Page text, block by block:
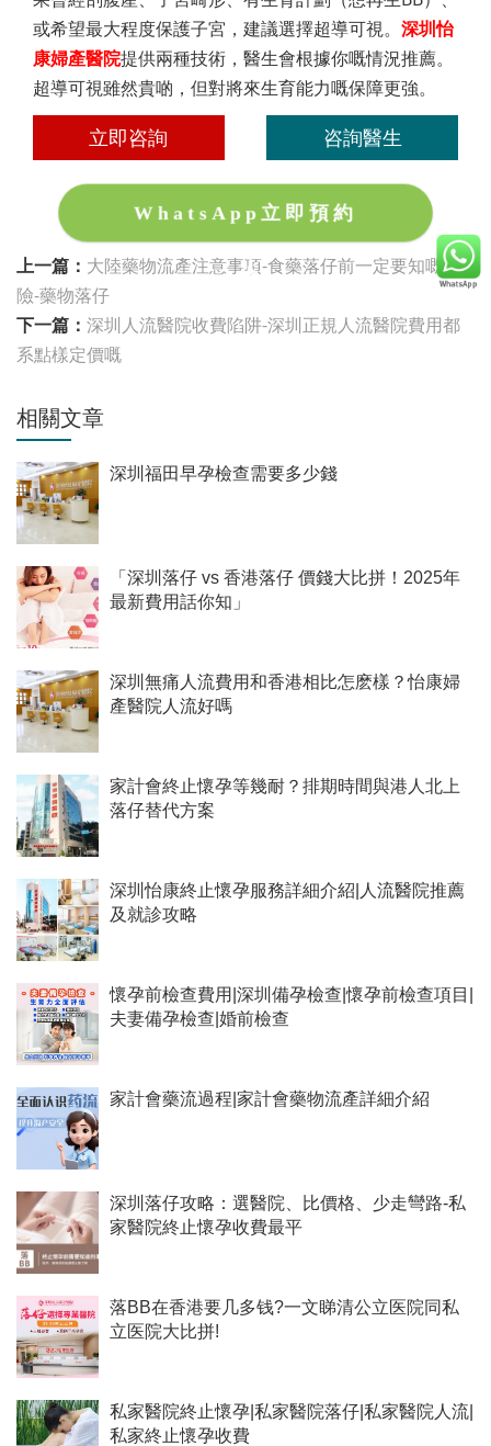
或希望最大程度保護子宮，建議選擇超導可視。 深圳怡
康婦產醫院提供兩種技術，醫生會根據你嘅情況推薦。
超導可視雖然貴啲，但對將來生育能力嘅保障更強。
立即咨詢 咨詢醫生
WhatsApp立即預約
上一篇： 大陸藥物流產注意事項-食藥落仔前一定要知嘅風
險-藥物落仔
下一篇： 深圳人流醫院收費陷阱-深圳正規人流醫院費用都
系點樣定價嘅
相關文章
深圳福田早孕檢查需要多少錢
「深圳落仔 vs 香港落仔 價錢大比拼！2025年
最新費用話你知」
深圳無痛人流費用和香港相比怎麽樣？怡康婦
產醫院人流好嗎
家計會終止懷孕等幾耐？排期時間與港人北上
落仔替代方案
深圳怡康終止懷孕服務詳細介紹|人流醫院推薦
及就診攻略
懷孕前檢查費用|深圳備孕檢查|懷孕前檢查項目|
夫妻備孕檢查|婚前檢查
家計會藥流過程|家計會藥物流產詳細介紹
深圳落仔攻略：選醫院、比價格、少走彎路-私
家醫院終止懷孕收費最平
落BB在香港要几多钱?一文睇清公立医院同私
立医院大比拼!
私家醫院終止懷孕|私家醫院落仔|私家醫院人流|
私家終止懷孕收費